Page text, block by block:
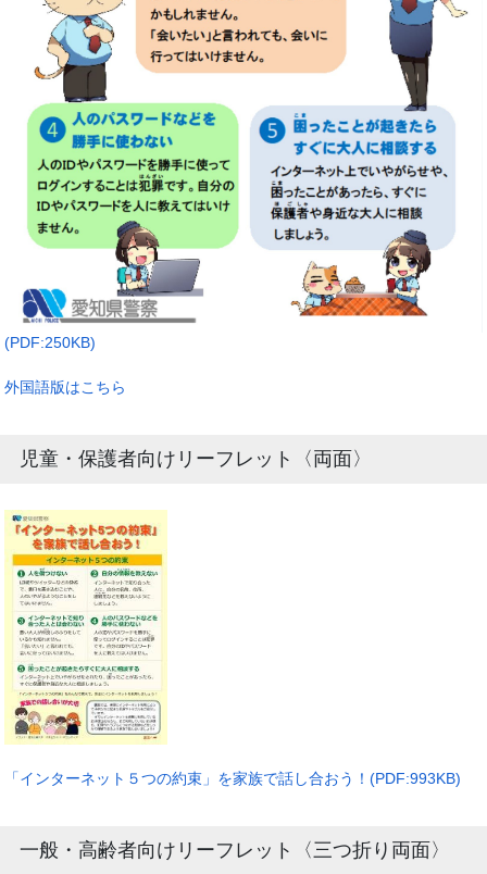
(PDF:250KB)
外国語版はこちら
児童・保護者向けリーフレット〈両面〉
「インターネット５つの約束」を家族で話し合おう！(PDF:993KB)
一般・高齢者向けリーフレット〈三つ折り両面〉